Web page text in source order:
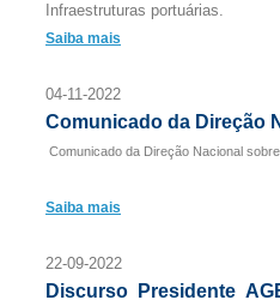
Infraestruturas portuárias.
Saiba mais
04-11-2022
Comunicado da Direção
Comunicado da Direção Nacional
Saiba mais
22-09-2022
Discurso Presidente